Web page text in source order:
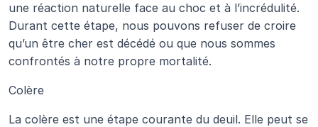
une réaction naturelle face au choc et à l’incrédulité.
Durant cette étape, nous pouvons refuser de croire
qu’un être cher est décédé ou que nous sommes
confrontés à notre propre mortalité.
Colère
La colère est une étape courante du deuil. Elle peut se